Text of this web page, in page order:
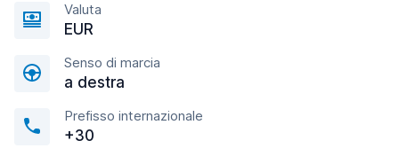
Valuta
EUR
Senso di marcia
a destra
Prefisso internazionale
+30